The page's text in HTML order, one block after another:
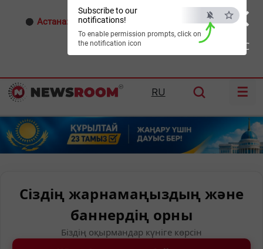
×
ESC
Subscribe to our
notifications!
To enable permission prompts, click on
the notification icon
Астана: 24°C Алматы: Шымкент:28°C
RU ☰
Сіздің жарнамаңыздың және
баннердің орны
Біздің оқырмандар күніге көрсін